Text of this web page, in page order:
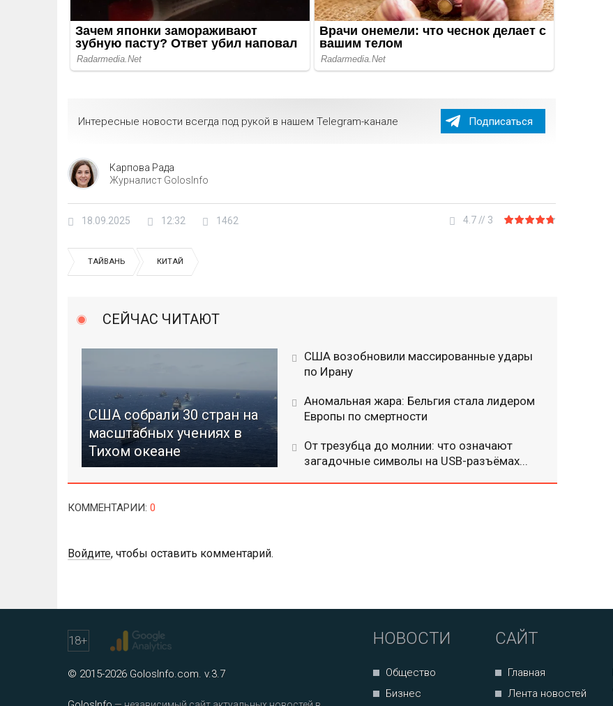
Интересные новости всегда под рукой в нашем Telegram-канале Подписаться
Карпова Рада
Журналист GolosInfo
18.09.2025 12:32 1462 4.7 // 3
ТАЙВАНЬ КИТАЙ
СЕЙЧАС ЧИТАЮТ
США собрали 30 стран на
масштабных учениях в
Тихом океане
США возобновили массированные удары
по Ирану
Аномальная жара: Бельгия стала лидером
Европы по смертности
От трезубца до молнии: что означают
загадочные символы на USB-разъёмах...
КОММЕНТАРИИ: 0
Войдите, чтобы оставить комментарий.
18+
© 2015-2026 GolosInfo.com. v.3.7
НОВОСТИ
Общество
Бизнес
САЙТ
Главная
Лента новостей